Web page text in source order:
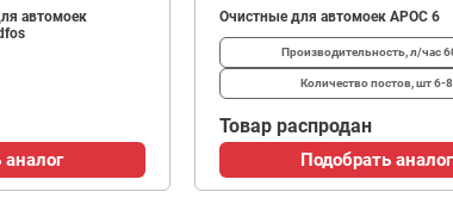
автомоек
аналог
Очистные для автомоек АРОС 6
Производительность, л/час
Количество постов, шт6-8
Товар распродан
Подобрать аналог